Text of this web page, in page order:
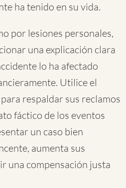
ha tenido en su vida.
por lesiones personales,
una explicación clara
lo ha afectado
Utilice el
respaldar sus reclamos
fáctico de los eventos
un caso bien
aumenta sus
una compensación justa